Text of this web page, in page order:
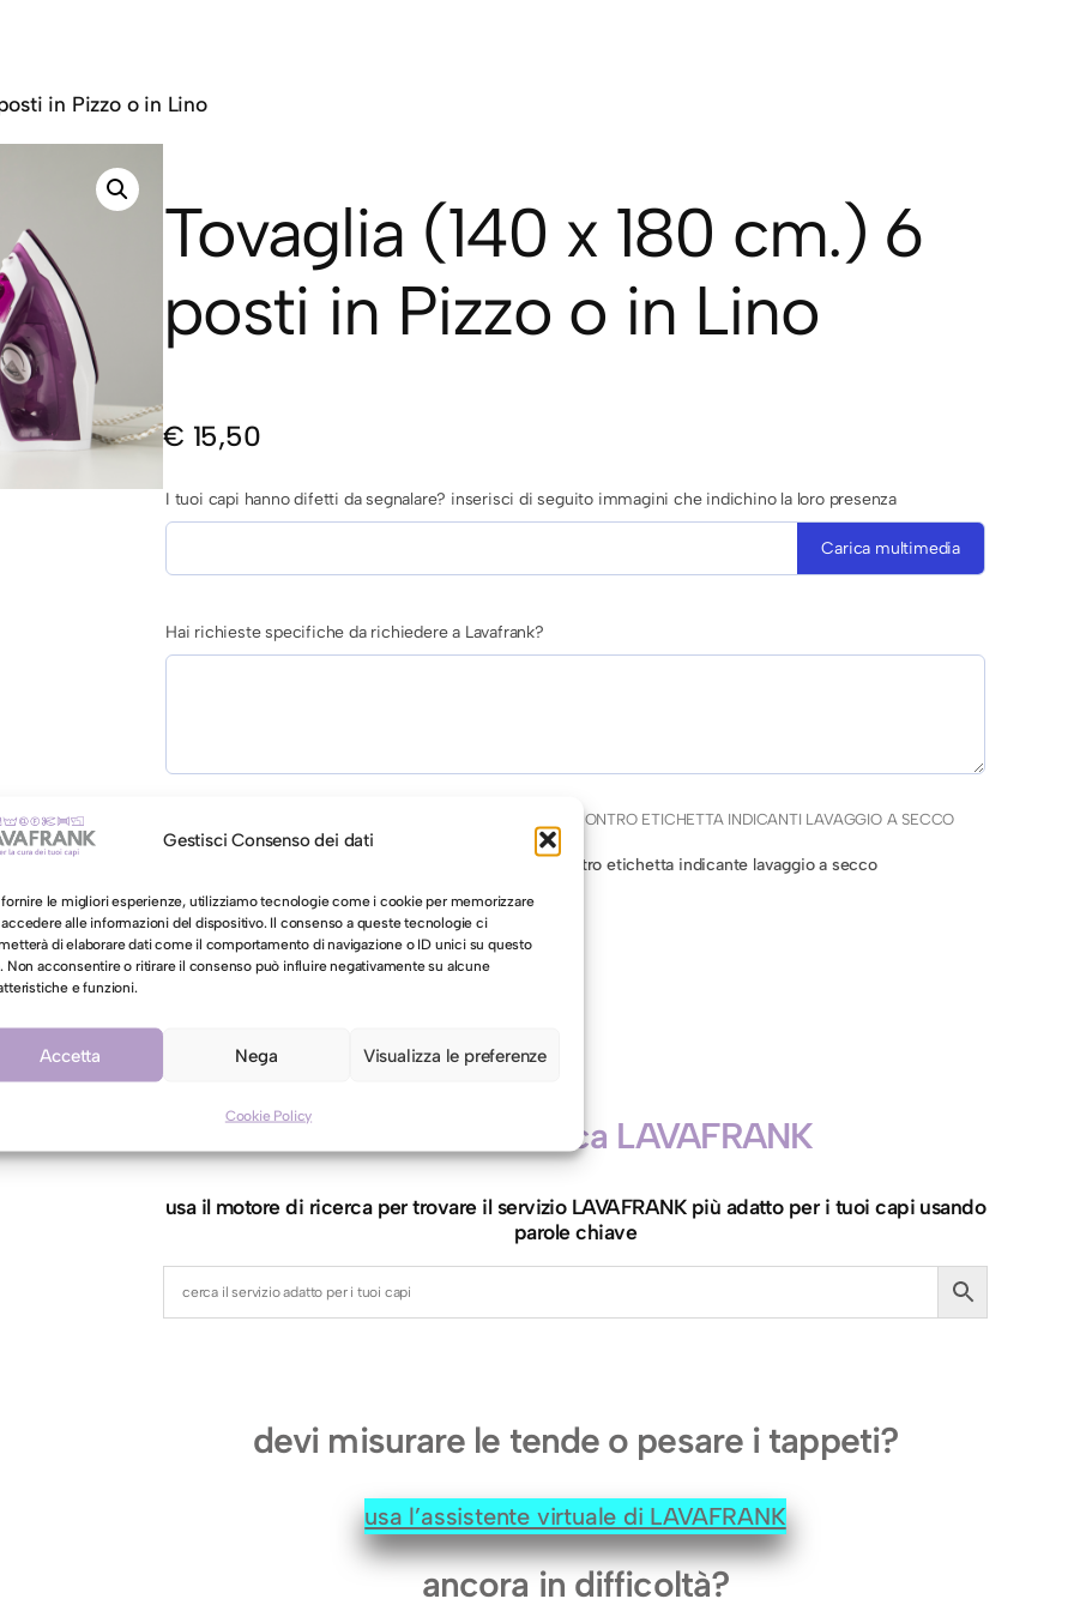
Gestisci Consenso dei dati
fornire le migliori esperienze, utilizziamo tecnologie come i cookie per memorizzare
alle informazioni del dispositivo. Il consenso a queste tecnologie ci
di elaborare dati come il comportamento di navigazione o ID unici su questo
Non acconsentire o ritirare il consenso può influire negativamente su alcune
e funzioni.
Accetta Nega Visualizza le preferenze
Cookie Policy
in Pizzo o in Lino
Tovaglia (140 x 180 cm.) 6
posti in Pizzo o in Lino
€ 15,50
I tuoi capi hanno difetti da segnalare? inserisci di seguito immagini che indichino la loro presenza
Carica multimedia
Hai richieste specifiche da richiedere a Lavafrank?
AUTORIZZAZIONE AL LAVAGGIO CON ACQUA PER CAPI CONTRO ETICHETTA INDICANTI LAVAGGIO A SECCO
Autorizzo il lavaggio con acqua per il mio capo contro etichetta indicante lavaggio a secco
T
a
l
(
Aggiungi al carrello
motore di ricerca LAVAFRANK
usa il motore di ricerca per trovare il servizio LAVAFRANK più adatto per i tuoi capi usando
parole chiave
devi misurare le tende o pesare i tappeti?
usa l’assistente virtuale di LAVAFRANK
ancora in difficoltà?